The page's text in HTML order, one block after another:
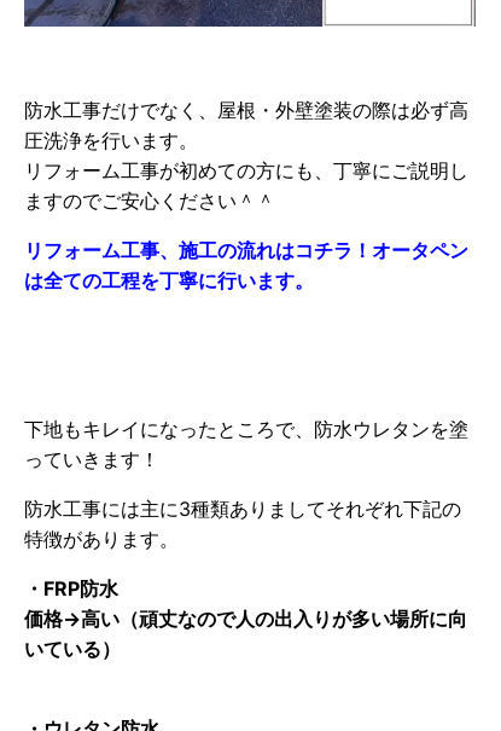
防水工事だけでなく、屋根・外壁塗装の際は必ず高
圧洗浄を行います。
リフォーム工事が初めての方にも、丁寧にご説明し
ますのでご安心ください＾＾
リフォーム工事、施工の流れはコチラ！オータペン
は全ての工程を丁寧に行います。
下地もキレイになったところで、防水ウレタンを塗
っていきます！
防水工事には主に3種類ありましてそれぞれ下記の
特徴があります。
・FRP防水
価格→高い （頑丈なので人の出入りが多い場所に向
いている）